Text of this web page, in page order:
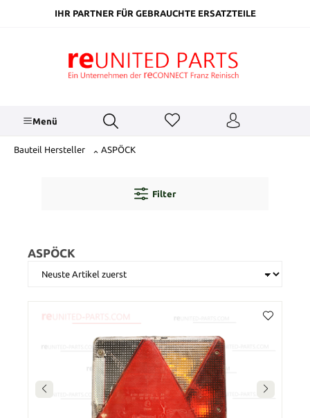
springenIHR PARTNER FÜR GEBRAUCHTE ERSATZTEILE
Menü
Bauteil Hersteller ASPÖCK
Filter
ASPÖCK